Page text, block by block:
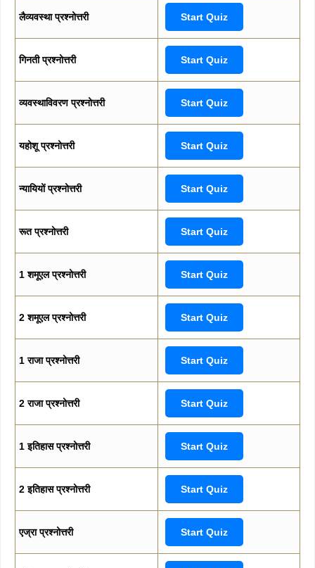
लैव्यवस्था प्रश्नोत्तरी Start Quiz
गिनती प्रश्नोत्तरी Start Quiz
व्यवस्थाविवरण प्रश्नोत्तरी Start Quiz
यहोशू प्रश्नोत्तरी Start Quiz
न्यायियों प्रश्नोत्तरी Start Quiz
रूत प्रश्नोत्तरी Start Quiz
1 शमूएल प्रश्नोत्तरी Start Quiz
2 शमूएल प्रश्नोत्तरी Start Quiz
1 राजा प्रश्नोत्तरी Start Quiz
2 राजा प्रश्नोत्तरी Start Quiz
1 इतिहास प्रश्नोत्तरी Start Quiz
2 इतिहास प्रश्नोत्तरी Start Quiz
एज्रा प्रश्नोत्तरी Start Quiz